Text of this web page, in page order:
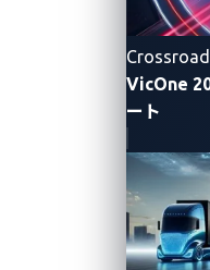
VicOne
ート
ャーは攻撃シナリオ
ムウェアのプロトタ
います。入門のハー
論研究と実践応用の
ティリサーチャー、
代の自動車を形作る
るのを支援します。